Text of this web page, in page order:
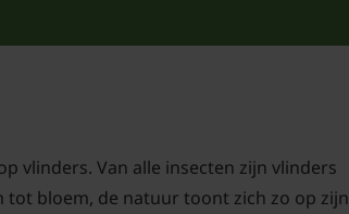
vlinders. Van alle insecten zijn vlinders
tot bloem, de natuur toont zich zo op zijn